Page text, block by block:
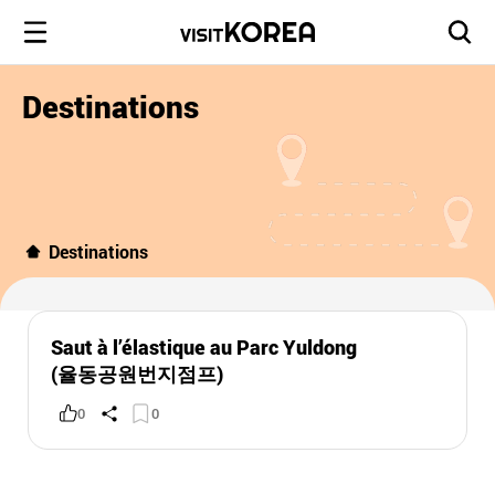
Destinations
Destinations
Saut à l’élastique au Parc Yuldong
(율동공원번지점프)
0 0